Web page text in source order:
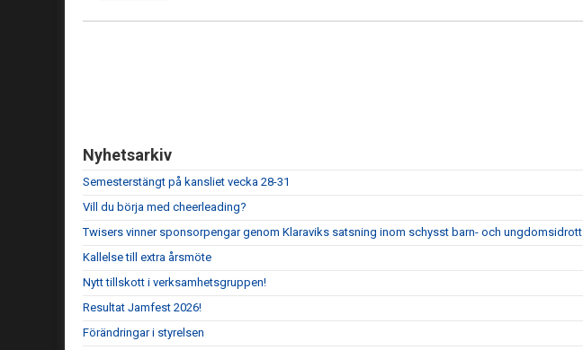
Nyhetsarkiv
Semesterstängt på kansliet vecka 28-31
Vill du börja med cheerleading?
Twisers vinner sponsorpengar genom Klaraviks satsning inom schysst barn- och ungdomsidrott
Kallelse till extra årsmöte
Nytt tillskott i verksamhetsgruppen!
Resultat Jamfest 2026!
Förändringar i styrelsen